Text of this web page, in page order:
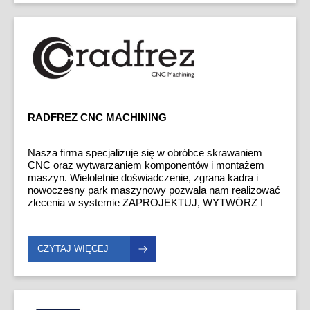
RADFREZ CNC MACHINING
Nasza firma specjalizuje się w obróbce skrawaniem
CNC oraz wytwarzaniem komponentów i montażem
maszyn. Wieloletnie doświadczenie, zgrana kadra i
nowoczesny park maszynowy pozwala nam realizować
zlecenia w systemie ZAPROJEKTUJ, WYTWÓRZ I
Produkujemy dla: elektrociepłowni, przemysłu
maszynowego, przemysłu motoryzacyjnego, przemysłu
spożywczego, przemysłu papierniczego, przemysłu
tytoniowego.
CZYTAJ WIĘCEJ